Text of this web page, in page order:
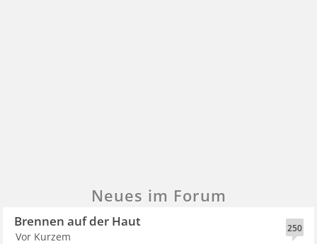
Neues im Forum
250
Brennen auf der Haut
Vor Kurzem